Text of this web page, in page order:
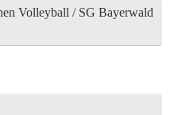
Volleyball / SG Bayerwald